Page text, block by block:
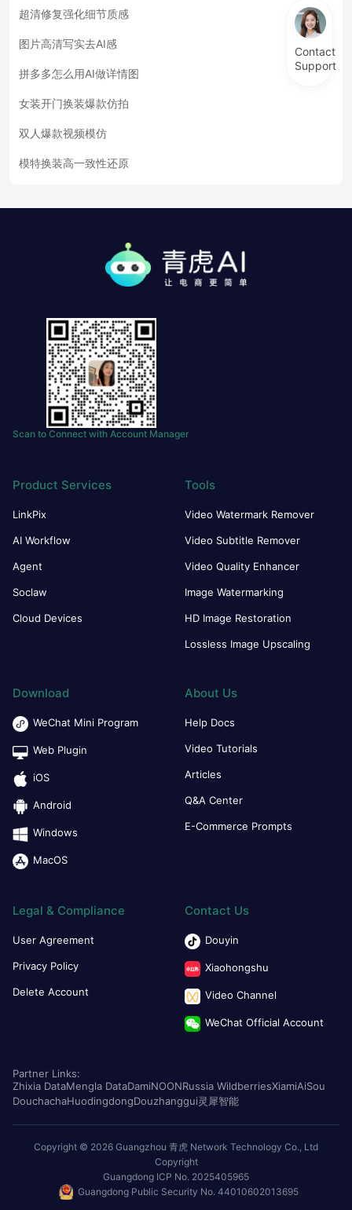
超清修复强化细节质感
图片高清写实去AI感
拼多多怎么用AI做详情图
女装开门换装爆款仿拍
双人爆款视频模仿
模特换装高一致性还原
Scan to Connect with Account Manager
Product Services
LinkPix
AI Workflow
Agent
Soclaw
Cloud Devices
Tools
Video Watermark Remover
Video Subtitle Remover
Video Quality Enhancer
Image Watermarking
HD Image Restoration
Lossless Image Upscaling
Download
WeChat Mini Program
Web Plugin
iOS
Android
Windows
MacOS
About Us
Help Docs
Video Tutorials
Articles
Q&A Center
E-Commerce Prompts
Legal & Compliance
User Agreement
Privacy Policy
Delete Account
Contact Us
Douyin
Xiaohongshu
Video Channel
WeChat Official Account
Partner Links:
Zhixia DataMengla DataDamiNOONRussia WildberriesXiamiAiSou
DouchachaHuodingdongDouzhanggui灵犀智能
Copyright © 2026 Guangzhou 青虎 Network Technology Co., Ltd
Copyright
Guangdong ICP No. 2025405965
Guangdong Public Security No. 44010602013695
Contact
Support